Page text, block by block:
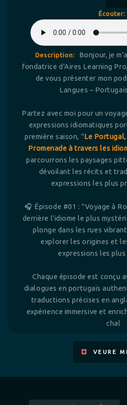
Écouter:
Description:
Bonjour, je
fondatrice d'Aires Learning
de vous présenter mon
Langues –
Partez avec moi pour un
expressions idiomatiques
première saison, "Le Portugal,
Promenade à travers les
parcourrons les paysages
dévoilant les récits et
expressions les plus
🎧 Épisode #01 : "Voyage à
derrière l'idiome le plus
plonge dans les rues
explorer les origines et
expressions les
Chaque épisode est conçu
dialogues en portugais
traductions précises en
expérience immersive et
chal
VEURE